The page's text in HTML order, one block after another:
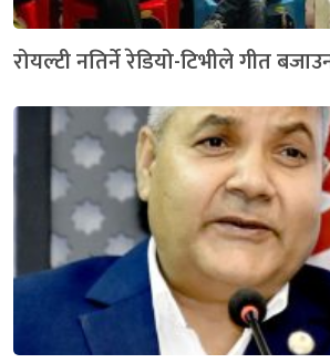
रोयल्टी नतिर्ने रेडियो-टिभीले गीत